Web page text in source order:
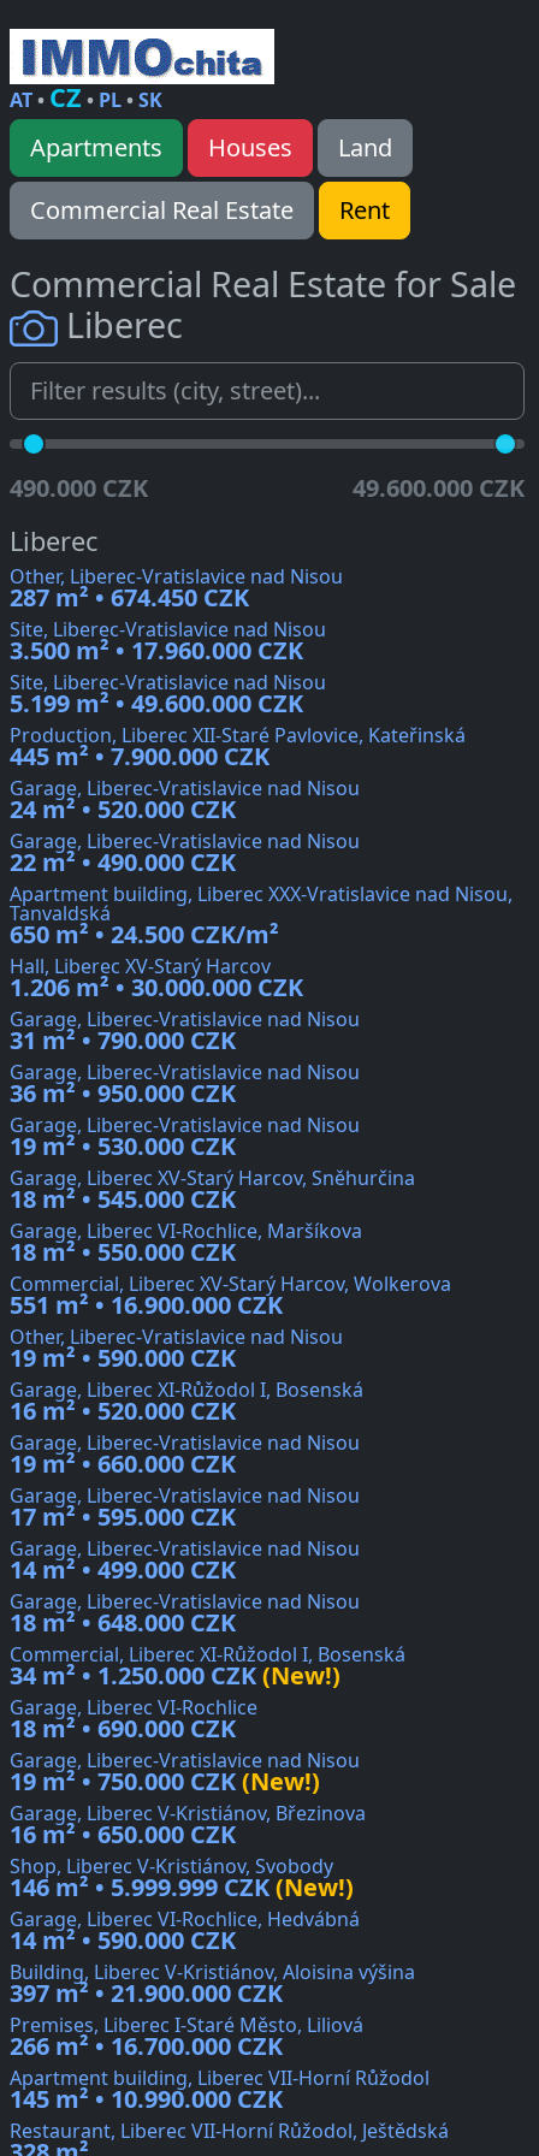
AT• CZ • PL•SK
Apartments Houses
Land
Commercial Real Estate
Rent
Commercial Real Estate for Sale
Liberec
490.000 CZK 49.600.000 CZK
Liberec
Other, Liberec-Vratislavice nad Nisou
287 m² • 674.450 CZK
Site, Liberec-Vratislavice nad Nisou
3.500 m² • 17.960.000 CZK
Site, Liberec-Vratislavice nad Nisou
5.199 m² • 49.600.000 CZK
Production, Liberec XII-Staré Pavlovice, Kateřinská
445 m² • 7.900.000 CZK
Garage, Liberec-Vratislavice nad Nisou
24 m² • 520.000 CZK
Garage, Liberec-Vratislavice nad Nisou
22 m² • 490.000 CZK
Apartment building, Liberec XXX-Vratislavice nad Nisou,
Tanvaldská
650 m² • 24.500 CZK/m²
Hall, Liberec XV-Starý Harcov
1.206 m² • 30.000.000 CZK
Garage, Liberec-Vratislavice nad Nisou
31 m² • 790.000 CZK
Garage, Liberec-Vratislavice nad Nisou
36 m² • 950.000 CZK
Garage, Liberec-Vratislavice nad Nisou
19 m² • 530.000 CZK
Garage, Liberec XV-Starý Harcov, Sněhurčina
18 m² • 545.000 CZK
Garage, Liberec VI-Rochlice, Maršíkova
18 m² • 550.000 CZK
Commercial, Liberec XV-Starý Harcov, Wolkerova
551 m² • 16.900.000 CZK
Other, Liberec-Vratislavice nad Nisou
19 m² • 590.000 CZK
Garage, Liberec XI-Růžodol I, Bosenská
16 m² • 520.000 CZK
Garage, Liberec-Vratislavice nad Nisou
19 m² • 660.000 CZK
Garage, Liberec-Vratislavice nad Nisou
17 m² • 595.000 CZK
Garage, Liberec-Vratislavice nad Nisou
14 m² • 499.000 CZK
Garage, Liberec-Vratislavice nad Nisou
18 m² • 648.000 CZK
Commercial, Liberec XI-Růžodol I, Bosenská
34 m² • 1.250.000 CZK(New!)
Garage, Liberec VI-Rochlice
18 m² • 690.000 CZK
Garage, Liberec-Vratislavice nad Nisou
19 m² • 750.000 CZK(New!)
Garage, Liberec V-Kristiánov, Březinova
16 m² • 650.000 CZK
Shop, Liberec V-Kristiánov, Svobody
146 m² • 5.999.999 CZK(New!)
Garage, Liberec VI-Rochlice, Hedvábná
14 m² • 590.000 CZK
Building, Liberec V-Kristiánov, Aloisina výšina
397 m² • 21.900.000 CZK
Premises, Liberec I-Staré Město, Liliová
266 m² • 16.700.000 CZK
Apartment building, Liberec VII-Horní Růžodol
145 m² • 10.990.000 CZK
Restaurant, Liberec VII-Horní Růžodol, Ještědská